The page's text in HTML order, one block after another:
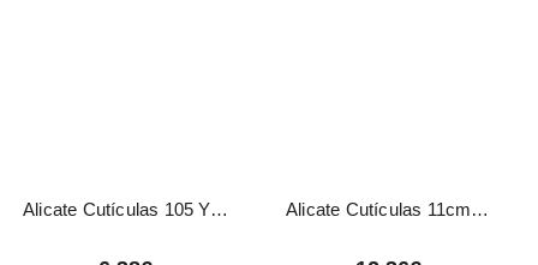
Alicate Cutículas 105 Yahari Ackermann Alicate Cutículas 11cm 3 Claveles